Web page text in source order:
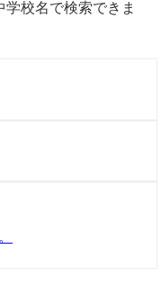
校名で検索できま